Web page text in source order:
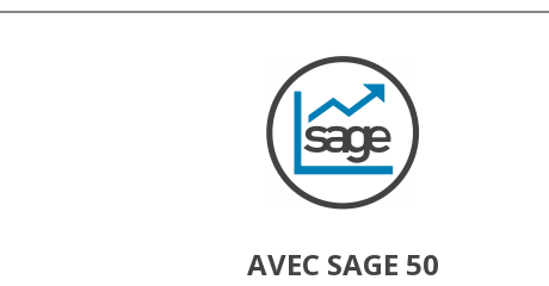
AVEC SAGE 50